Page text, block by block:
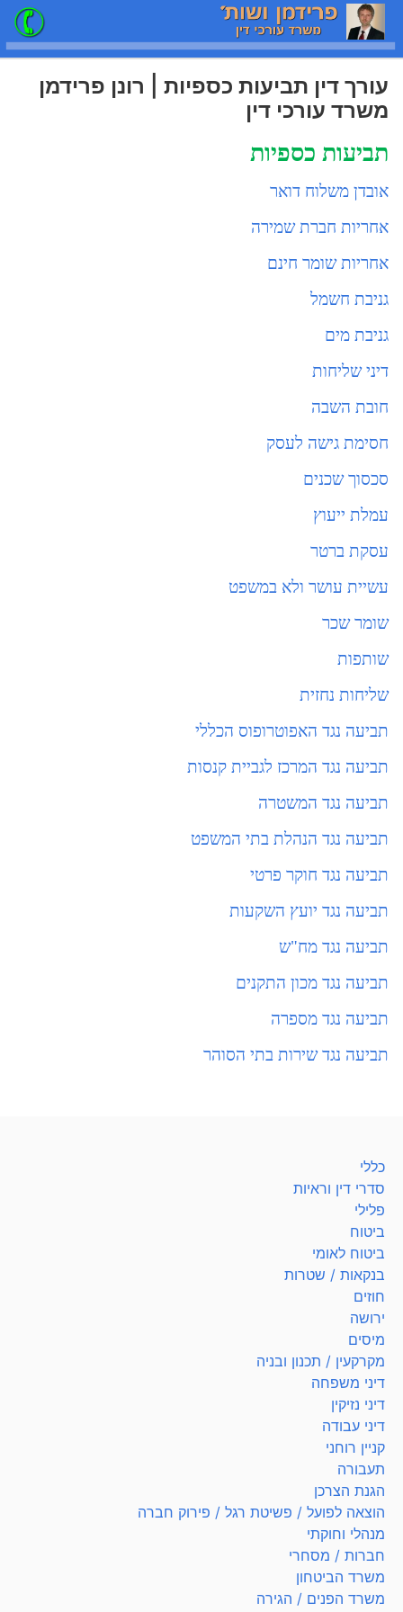
עורך דין תביעות כספיות | רונן פרידמן
משרד עורכי דין
תביעות כספיות
אובדן משלוח דואר
אחריות חברת שמירה
אחריות שומר חינם
גניבת חשמל
גניבת מים
דיני שליחות
חובת השבה
חסימת גישה לעסק
סכסוך שכנים
עמלת ייעוץ
עסקת ברטר
עשיית עושר ולא במשפט
שומר שכר
שותפות
שליחות נחזית
תביעה נגד האפוטרופוס הכללי
תביעה נגד המרכז לגביית קנסות
תביעה נגד המשטרה
תביעה נגד הנהלת בתי המשפט
תביעה נגד חוקר פרטי
תביעה נגד יועץ השקעות
תביעה נגד מח"ש
תביעה נגד מכון התקנים
תביעה נגד מספרה
תביעה נגד שירות בתי הסוהר
כללי
סדרי דין וראיות
פלילי
ביטוח
ביטוח לאומי
בנקאות / שטרות
חוזים
ירושה
מיסים
מקרקעין / תכנון ובניה
דיני משפחה
דיני נזיקין
דיני עבודה
קניין רוחני
תעבורה
הגנת הצרכן
הוצאה לפועל / פשיטת רגל / פירוק חברה
מנהלי וחוקתי
חברות / מסחרי
משרד הביטחון
משרד הפנים / הגירה